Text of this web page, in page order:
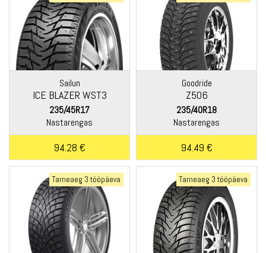
Sailun
ICE BLAZER WST3
235/45R17
Nastarengas
94.28 €
Goodride
Z506
235/40R18
Nastarengas
94.49 €
Tarneaeg 3 tööpäeva Tarneaeg 3 tööpäeva